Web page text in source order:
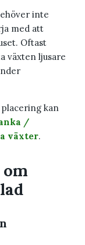
inte
med att
Oftast
växten ljusare
kan
/
växter.